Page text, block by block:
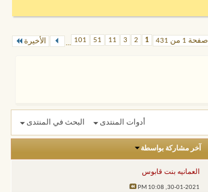
صفحة 1 من 431 1
2
3
11
51
101
... الأخيرة
أدوات المنتدى البحث في المنتدى
آخر مشاركة بواسطة
العمانيه بنت قابوس
30-01-2021,
10:08 PM